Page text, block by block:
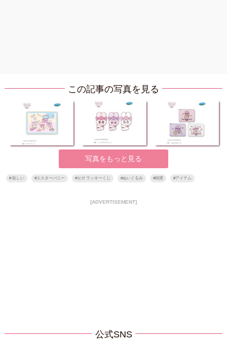
この記事の写真を見る
写真をもっと見る
#欲しい #エスターバニー #セガ ラッキーくじ #ぬいぐるみ #雑貨 #アイテム
[ADVERTISEMENT]
公式SNS